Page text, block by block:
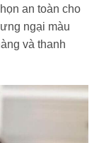
an toàn cho
ngại màu
và thanh